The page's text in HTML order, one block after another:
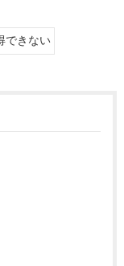
できない